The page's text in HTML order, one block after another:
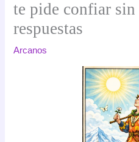
te pide confiar sin
respuestas
Arcanos